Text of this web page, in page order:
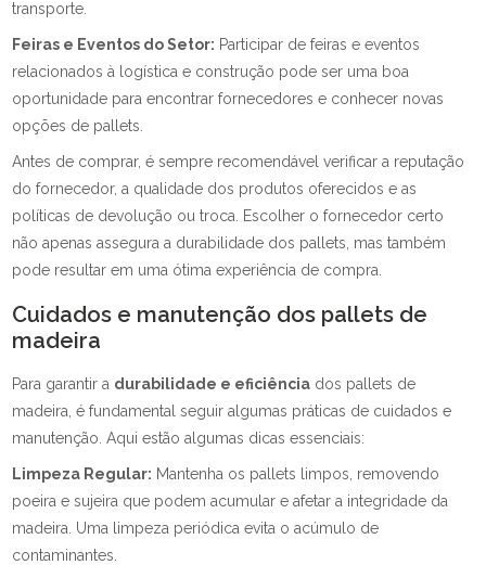
transporte.
Feiras e Eventos do Setor: Participar de feiras e eventos
relacionados à logística e construção pode ser uma boa
oportunidade para encontrar fornecedores e conhecer novas
opções de pallets.
Antes de comprar, é sempre recomendável verificar a reputação
do fornecedor, a qualidade dos produtos oferecidos e as
políticas de devolução ou troca. Escolher o fornecedor certo
não apenas assegura a durabilidade dos pallets, mas também
pode resultar em uma ótima experiência de compra.
Cuidados e manutenção dos pallets de
madeira
Para garantir a durabilidade e eficiência dos pallets de
madeira, é fundamental seguir algumas práticas de cuidados e
manutenção. Aqui estão algumas dicas essenciais:
Limpeza Regular: Mantenha os pallets limpos, removendo
poeira e sujeira que podem acumular e afetar a integridade da
madeira. Uma limpeza periódica evita o acúmulo de
contaminantes.